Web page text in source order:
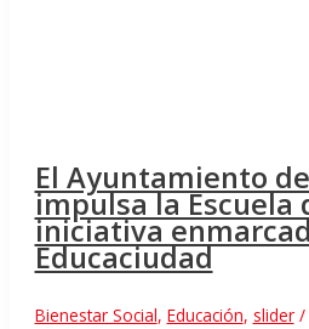
El Ayuntamiento
impulsa la Escuela
iniciativa
Educaciudad
Bienestar Social, Educación, slider/